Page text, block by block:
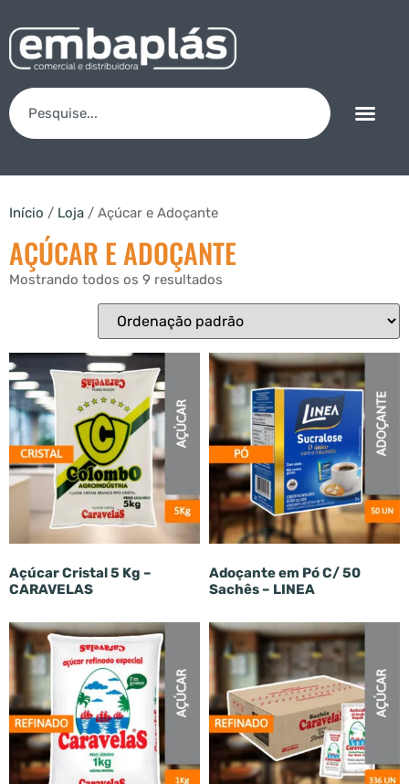
Início / Loja / Açúcar e Adoçante
AÇÚCAR E ADOÇANTE
Mostrando todos os 9 resultados
Açúcar Cristal 5 Kg –
CARAVELAS
Adoçante em Pó C/ 50
Sachês – LINEA